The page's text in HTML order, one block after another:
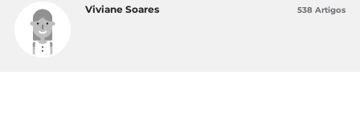
Viviane Soares 538 Artigos